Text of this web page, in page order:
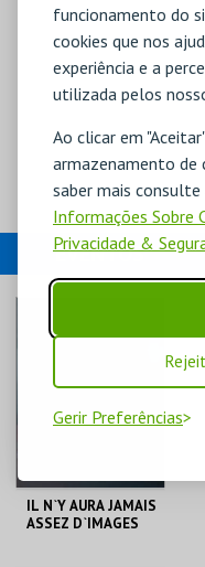
funcionamento do
cookies que nos
experiência e a
utilizada pelos
Ao clicar em
armazenamento de
saber mais consulte
Informações Sobre
Privacidade &
Gerir Preferências
EVENTOS
IL N`Y AURA JAMAIS
ASSEZ D`IMAGES